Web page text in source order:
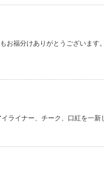
お福分けありがとうございます
ライナー、チーク、口紅を一